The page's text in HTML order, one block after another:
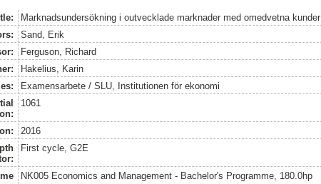
Marknadsundersökning i outvecklade marknader med omedvetna kunder
Sand, Erik
Ferguson, Richard
Hakelius, Karin
Examensarbete / SLU, Institutionen för ekonomi
1061
2016
First cycle, G2E
NK005 Economics and Management - Bachelor's Programme, 180.0hp